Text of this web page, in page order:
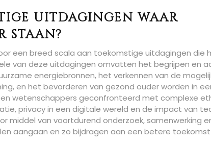
uitdagingen waar
staan?
een breed scala aan toekomstige uitdagingen die
van deze uitdagingen omvatten het begrijpen en
energiebronnen, het verkennen van de
en het bevorderen van gezond ouder worden in
wetenschappers geconfronteerd met complexe
privacy in een digitale wereld en de impact van
middel van voortdurend onderzoek, samenwerking
aangaan en zo bijdragen aan een betere